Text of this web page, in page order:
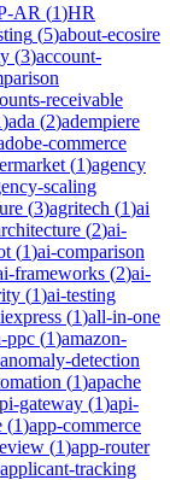
AR (1)HR
(5)about-ecosire
(3)account-
receivable
)ada (2)adempiere
commerce
(1)agency
scaling
(3)agritech (1)ai
(2)ai-
(1)ai-comparison
frameworks (2)ai-
(1)ai-testing
(1)all-in-one
ppc (1)amazon-
anomaly-detection
(1)apache
gateway (1)api-
(1)app-commerce
(1)app-router
applicant-tracking